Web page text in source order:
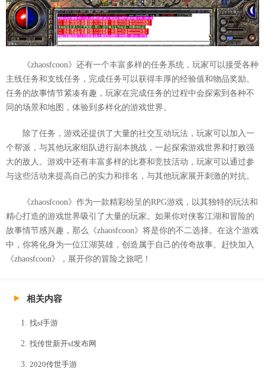
《zhaosfcoon》还有一个丰富多样的任务系统，玩家可以接受各种
主线任务和支线任务，完成任务可以获得丰厚的经验值和物品奖励。
任务的故事情节紧凑有趣，玩家在完成任务的过程中会探索到各种不
同的场景和地图，体验到多样化的游戏世界。
除了任务，游戏还提供了大量的社交互动玩法，玩家可以加入一
个帮派，与其他玩家组队进行副本挑战，一起探索游戏世界和打败强
大的敌人。游戏中还有丰富多样的比赛和竞技活动，玩家可以通过参
与这些活动来提高自己的实力和排名，与其他玩家展开刺激的对抗。
《zhaosfcoon》作为一款精彩纷呈的RPG游戏，以其独特的玩法和
精心打造的游戏世界吸引了大量的玩家。如果你对侠客江湖和冒险的
故事情节感兴趣，那么《zhaosfcoon》将是你的不二选择。在这个游戏
中，你将化身为一位江湖英雄，创造属于自己的传奇故事。赶快加入
《zhaosfcoon》，展开你的冒险之旅吧！
相关内容
找sf手游
找传世新开sf发布网
2020传世手游